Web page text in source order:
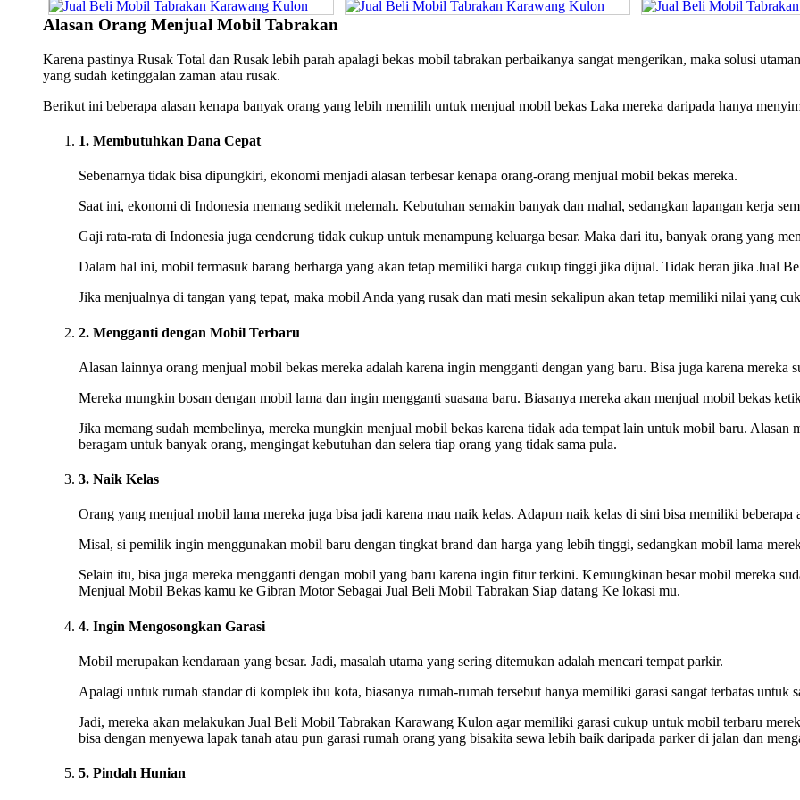
Alasan Orang Menjual Mobil Tabrakan
Karena pastinya Rusak Total dan Rusak lebih parah apalagi bekas mobil tabrakan perbaikanya sangat mengerikan, maka solusi
yang sudah ketinggalan zaman atau rusak.
Berikut ini beberapa alasan kenapa banyak orang yang lebih memilih untuk menjual mobil bekas Laka mereka daripada hanya
1. Membutuhkan Dana Cepat
Sebenarnya tidak bisa dipungkiri, ekonomi menjadi alasan terbesar kenapa orang-orang menjual mobil bekas mereka.
Saat ini, ekonomi di Indonesia memang sedikit melemah. Kebutuhan semakin banyak dan mahal, sedangkan lapangan kerja
Gaji rata-rata di Indonesia juga cenderung tidak cukup untuk menampung keluarga besar. Maka dari itu, banyak orang yang
Dalam hal ini, mobil termasuk barang berharga yang akan tetap memiliki harga cukup tinggi jika dijual. Tidak heran jika Jual
Jika menjualnya di tangan yang tepat, maka mobil Anda yang rusak dan mati mesin sekalipun akan tetap memiliki nilai yang
2. Mengganti dengan Mobil Terbaru
Alasan lainnya orang menjual mobil bekas mereka adalah karena ingin mengganti dengan yang baru. Bisa juga karena mereka
Mereka mungkin bosan dengan mobil lama dan ingin mengganti suasana baru. Biasanya mereka akan menjual mobil bekas
Jika memang sudah membelinya, mereka mungkin menjual mobil bekas karena tidak ada tempat lain untuk mobil baru.
beragam untuk banyak orang, mengingat kebutuhan dan selera tiap orang yang tidak sama pula.
3. Naik Kelas
Orang yang menjual mobil lama mereka juga bisa jadi karena mau naik kelas. Adapun naik kelas di sini bisa memiliki beberapa
Misal, si pemilik ingin menggunakan mobil baru dengan tingkat brand dan harga yang lebih tinggi, sedangkan mobil lama
Selain itu, bisa juga mereka mengganti dengan mobil yang baru karena ingin fitur terkini. Kemungkinan besar mobil mereka
Menjual Mobil Bekas kamu ke Gibran Motor Sebagai Jual Beli Mobil Tabrakan Siap datang Ke lokasi mu.
4. Ingin Mengosongkan Garasi
Mobil merupakan kendaraan yang besar. Jadi, masalah utama yang sering ditemukan adalah mencari tempat parkir.
Apalagi untuk rumah standar di komplek ibu kota, biasanya rumah-rumah tersebut hanya memiliki garasi sangat terbatas untuk
Jadi, mereka akan melakukan Jual Beli Mobil Tabrakan Karawang Kulon agar memiliki garasi cukup untuk mobil terbaru
bisa dengan menyewa lapak tanah atau pun garasi rumah orang yang bisakita sewa lebih baik daripada parker di jalan dan
5. Pindah Hunian